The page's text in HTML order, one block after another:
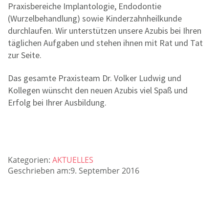
Praxisbereiche Implantologie, Endodontie
(Wurzelbehandlung) sowie Kinderzahnheilkunde
durchlaufen. Wir unterstützen unsere Azubis bei Ihren
täglichen Aufgaben und stehen ihnen mit Rat und Tat
zur Seite.
Das gesamte Praxisteam Dr. Volker Ludwig und
Kollegen wünscht den neuen Azubis viel Spaß und
Erfolg bei Ihrer Ausbildung.
Kategorien: AKTUELLES
Geschrieben am:9. September 2016